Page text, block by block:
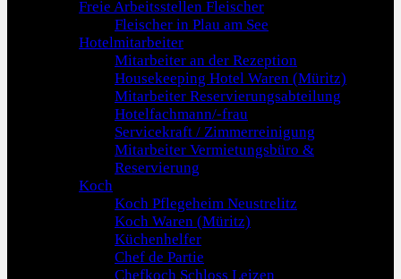
Freie Arbeitsstellen Fleischer
Fleischer in Plau am See
Hotelmitarbeiter
Mitarbeiter an der Rezeption
Housekeeping Hotel Waren (Müritz)
Mitarbeiter Reservierungsabteilung
Hotelfachmann/-frau
Servicekraft / Zimmerreinigung
Mitarbeiter Vermietungsbüro &
Reservierung
Koch
Koch Pflegeheim Neustrelitz
Koch Waren (Müritz)
Küchenhelfer
Chef de Partie
Chefkoch Schloss Leizen